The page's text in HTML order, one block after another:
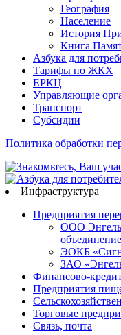
География
Население
История
Книга
Азбука для
Тарифы по ЖКХ
ЕРКЦ
Управляющие
Транспорт
Субсидии
Политика обработки
Инфраструктура
Предприятия
ООО
ЭОКБ
ЗАО
Финансово-
Предприятия
Торговые
Связь, почта